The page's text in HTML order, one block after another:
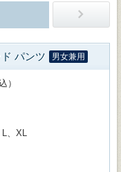
パンツ 男女兼用
）
、XL